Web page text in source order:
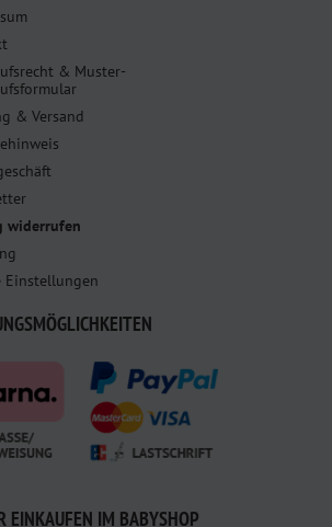
& Muster-
& Versand
widerrufen
Einstellungen
EINKAUFEN IM BABYSHOP